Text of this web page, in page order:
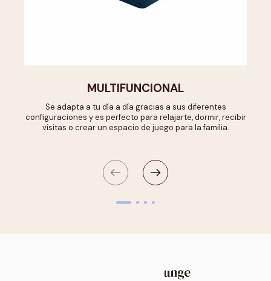
MULTIFUNCIONAL
Se adapta a tu día a día gracias a sus diferentes
configuraciones y es perfecto para relajarte, dormir, recibir
visitas o crear un espacio de juego para la familia.